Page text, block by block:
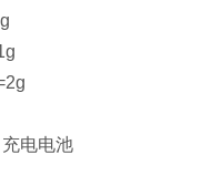
充电电池